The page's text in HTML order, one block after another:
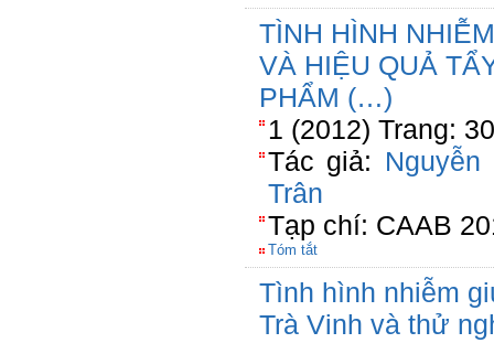
TÌNH HÌNH
VÀ HIỆU QUẢ
PHẨM (…)
1 (2012) Trang:
Tác giả:
Trân
Tạp chí: CAAB
Tóm tắt
Tình hình nhiễm
Trà Vinh và thử